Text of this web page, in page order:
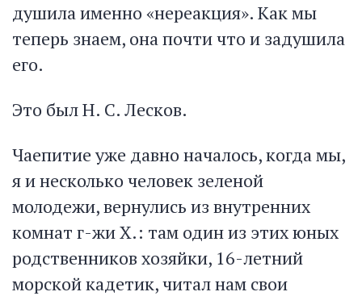
душила именно «нереакция». Как мы
теперь знаем, она почти что и задушила
его.
Это был Н. С. Лесков.
Чаепитие уже давно началось, когда мы,
я и несколько человек зеленой
молодежи, вернулись из внутренних
комнат г-жи X.: там один из этих юных
родственников хозяйки, 16-летний
морской кадетик, читал нам свои